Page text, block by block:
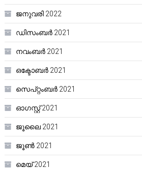
ജനുവരി 2022
ഡിസംബർ 2021
നവംബർ 2021
ഒക്ടോബർ 2021
സെപ്റ്റംബർ 2021
ഓഗസ്റ്റ്‌ 2021
ജൂലൈ 2021
ജൂൺ 2021
മെയ്‌ 2021